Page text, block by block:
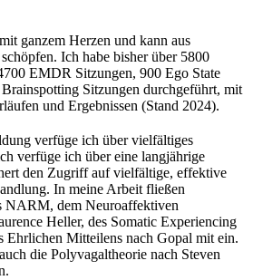
ganzem Herzen und kann aus
Ich habe bisher über 5800
EMDR Sitzungen, 900 Ego State
Sitzungen durchgeführt, mit
und Ergebnissen (Stand 2024).
verfüge ich über vielfältiges
verfüge ich über eine langjährige
den Zugriff auf vielfältige, effektive
In meine Arbeit fließen
NARM, dem Neuroaffektiven
Heller, des Somatic Experiencing
Ehrlichen Mitteilens nach Gopal mit ein.
die Polyvagaltheorie nach Steven